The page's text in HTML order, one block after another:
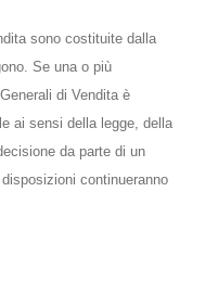
sono costituite dalla
Se una o più
di Vendita è
ai sensi della legge, della
da parte di un
continueranno